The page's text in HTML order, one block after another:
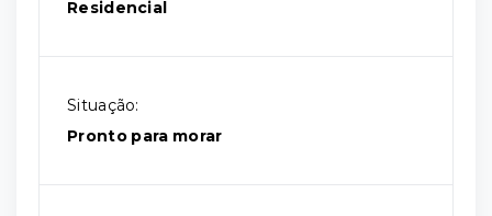
Residencial
Situação:
Pronto para morar